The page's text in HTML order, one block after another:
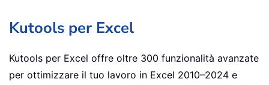
Kutools per Excel
Kutools per Excel offre oltre 300 funzionalità avanzate
per ottimizzare il tuo lavoro in Excel 2010–2024 e